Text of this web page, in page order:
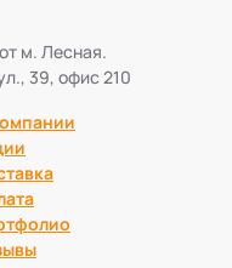
м. Лесная.
39, офис 210